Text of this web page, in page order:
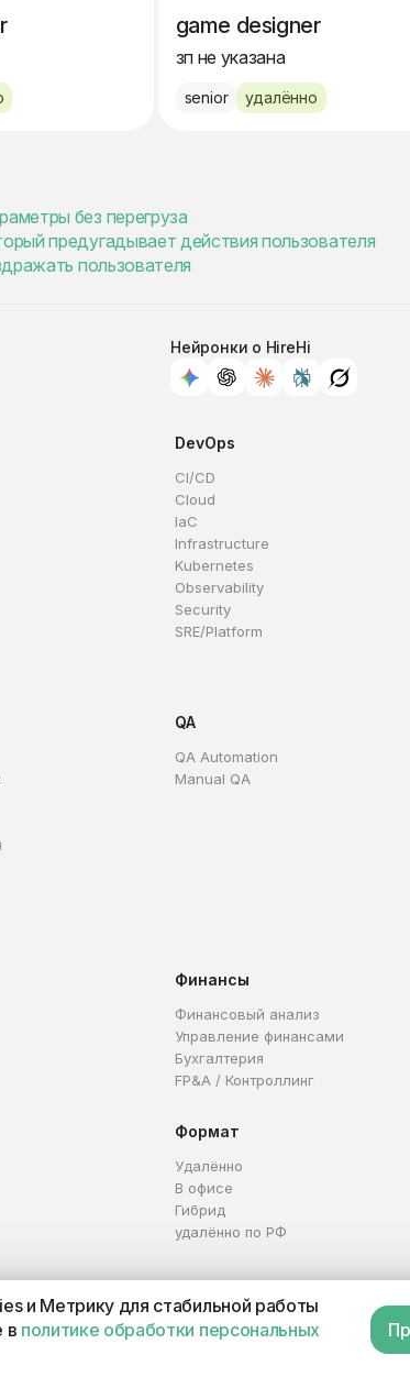
game designer
зп не указана
senior удалённо
без перегруза
предугадывает действия пользователя
пользователя
Нейронки о HireHi
DevOps
CI/CD
Cloud
IaC
Infrastructure
Kubernetes
Observability
Security
SRE/Platform
QA
QA Automation
Manual QA
Финансы
Финансовый анализ
Управление финансами
Бухгалтерия
FP&A / Контроллинг
Формат
Удалённо
В офисе
Гибрид
удалённо по РФ
и Метрику для стабильной работы
в политике обработки персональных